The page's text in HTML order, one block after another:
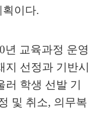
획이다.
년 교육과정 운영
선정과 기반시
러 학생 선발 기
및 취소, 의무복